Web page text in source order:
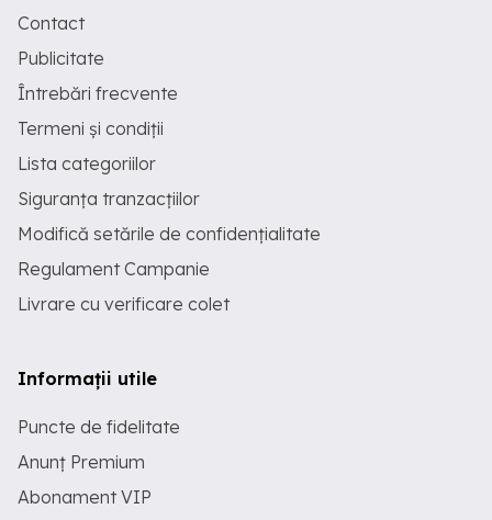
Contact
Publicitate
Întrebări frecvente
Termeni și condiții
Lista categoriilor
Siguranța tranzacțiilor
Modifică setările de confidențialitate
Regulament Campanie
Livrare cu verificare colet
Informații utile
Puncte de fidelitate
Anunț Premium
Abonament VIP